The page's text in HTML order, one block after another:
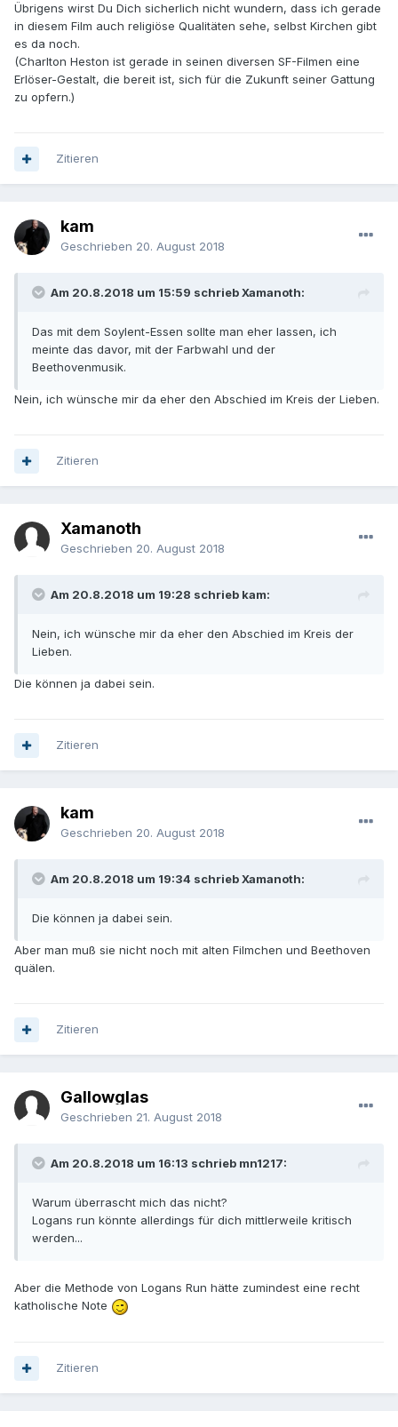
Übrigens wirst Du Dich sicherlich nicht wundern, dass ich gerade
in diesem Film auch religiöse Qualitäten sehe, selbst Kirchen gibt
es da noch.
(Charlton Heston ist gerade in seinen diversen SF-Filmen eine
Erlöser-Gestalt, die bereit ist, sich für die Zukunft seiner Gattung
zu opfern.)
Zitieren
kam
Geschrieben 20. August 2018
Am 20.8.2018 um 15:59 schrieb Xamanoth:
Das mit dem Soylent-Essen sollte man eher lassen, ich
meinte das davor, mit der Farbwahl und der
Beethovenmusik.
Nein, ich wünsche mir da eher den Abschied im Kreis der Lieben.
Zitieren
Xamanoth
Geschrieben 20. August 2018
Am 20.8.2018 um 19:28 schrieb kam:
Nein, ich wünsche mir da eher den Abschied im Kreis der
Lieben.
Die können ja dabei sein.
Zitieren
kam
Geschrieben 20. August 2018
Am 20.8.2018 um 19:34 schrieb Xamanoth:
Die können ja dabei sein.
Aber man muß sie nicht noch mit alten Filmchen und Beethoven
quälen.
Zitieren
Gallowglas
Geschrieben 21. August 2018
Am 20.8.2018 um 16:13 schrieb mn1217:
Warum überrascht mich das nicht?
Logans run könnte allerdings für dich mittlerweile kritisch
werden...
Aber die Methode von Logans Run hätte zumindest eine recht
katholische Note
Zitieren